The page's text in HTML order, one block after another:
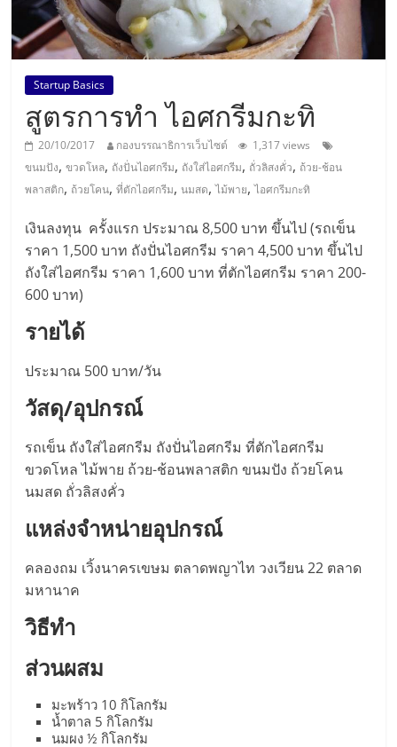
ThaiSMEsCenter,
รวม
ธุรกิจ
เอ
ส
เอ็
มอี
ไทย,
SMEs,
แฟ
รน
ไชส์,
ที่
ปรึกษา
แฟ
Startup Basics
สูตรการทำ ไอศกรีมกะทิ
20/10/2017 กองบรรณาธิการเว็บไซต์
1,317 views
ขนมปัง,ขวดโหล, ถังปั่นไอศกรีม, ถังใส่ไอศกรีม, ถั่วลิสงคั่ว, ถ้วย-ช้อน
พลาสติก, ถ้วยโคน,ที่ตักไอศกรีม,นมสด,ไม้พาย,ไอศกรีมกะทิ
เงินลงทุน ครั้งแรก ประมาณ 8,500 บาท ขึ้นไป (รถเข็น
ราคา 1,500 บาท ถังปั่นไอศกรีม ราคา 4,500 บาท ขึ้นไป
ถังใส่ไอศกรีม ราคา 1,600 บาท ที่ตักไอศกรีม ราคา 200-
600 บาท)
รายได้
ประมาณ 500 บาท/วัน
วัสดุ/อุปกรณ์
รถเข็น ถังใส่ไอศกรีม ถังปั่นไอศกรีม ที่ตักไอศกรีม
ขวดโหล ไม้พาย ถ้วย-ช้อนพลาสติก ขนมปัง ถ้วยโคน
นมสด ถั่วลิสงคั่ว
แหล่งจำหน่ายอุปกรณ์
คลองถม เวิ้งนาครเขษม ตลาดพญาไท วงเวียน 22 ตลาด
มหานาค
วิธีทำ
ส่วนผสม
มะพร้าว 10 กิโลกรัม
น้ำตาล 5 กิโลกรัม
นมผง ½ กิโลกรัม